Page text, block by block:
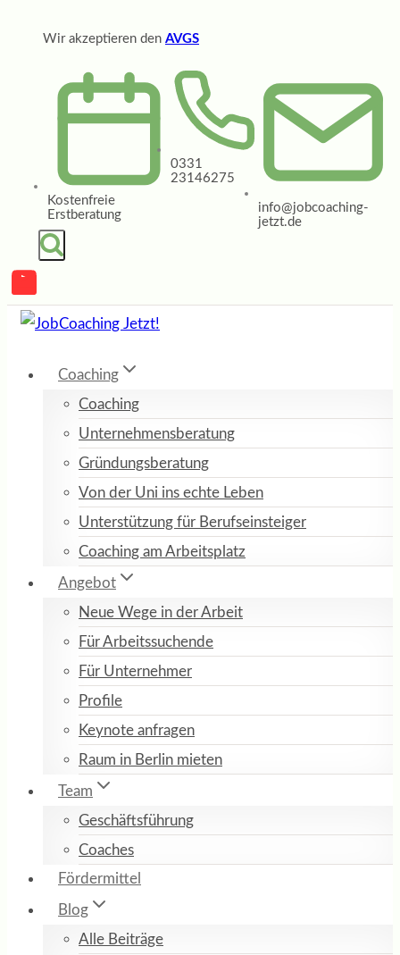
Wir akzeptieren den AVGS
Kostenfreie
Erstberatung
0331
23146275
info@jobcoaching-
jetzt.de
Coaching
Coaching
Unternehmensberatung
Gründungsberatung
Von der Uni ins echte Leben
Unterstützung für Berufseinsteiger
Coaching am Arbeitsplatz
Angebot
Neue Wege in der Arbeit
Für Arbeitssuchende
Für Unternehmer
Profile
Keynote anfragen
Raum in Berlin mieten
Team
Geschäftsführung
Coaches
Fördermittel
Blog
Alle Beiträge